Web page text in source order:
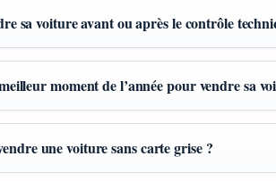
sa voiture avant ou après le contrôle
moment de l’année pour vendre sa
une voiture sans carte grise ?